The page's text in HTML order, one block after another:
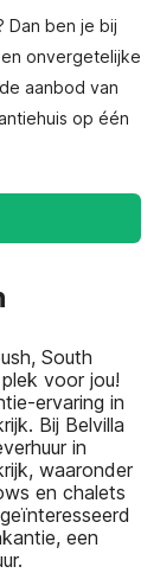
Dan ben je bij
onvergetelijke
aanbod van
op één
South
voor jou!
ervaring in
Bij Belvilla
in
waaronder
en chalets
een